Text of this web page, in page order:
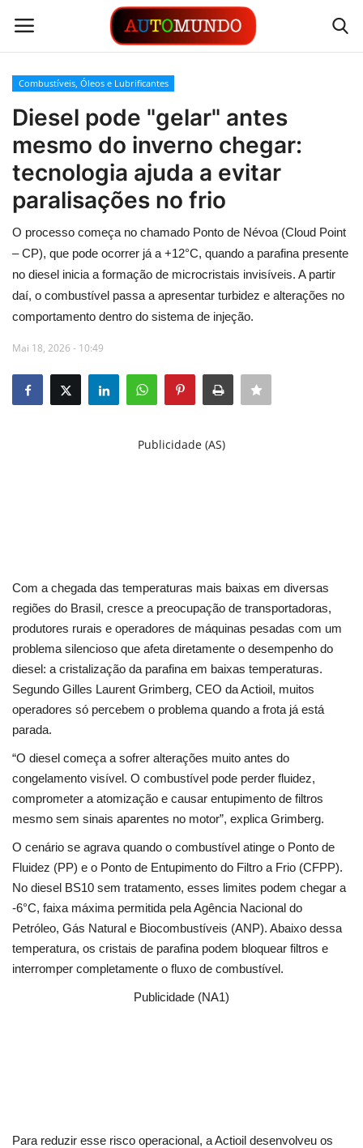
Login Registrar
Contato
Links
Busca Direta
Automóveis
Automobilismo
Idioma
English Portuguese
Combustíveis, Óleos e Lubrificantes
Diesel pode "gelar" antes
mesmo do inverno chegar:
tecnologia ajuda a evitar
paralisações no frio
O processo começa no chamado Ponto de Névoa (Cloud Point
– CP), que pode ocorrer já a +12°C, quando a parafina presente
no diesel inicia a formação de microcristais invisíveis. A partir
daí, o combustível passa a apresentar turbidez e alterações no
comportamento dentro do sistema de injeção.
Mai 18, 2026 - 10:49
Publicidade (AS)
Com a chegada das temperaturas mais baixas em diversas
regiões do Brasil, cresce a preocupação de transportadoras,
produtores rurais e operadores de máquinas pesadas com um
problema silencioso que afeta diretamente o desempenho do
diesel: a cristalização da parafina em baixas temperaturas.
Segundo Gilles Laurent Grimberg, CEO da Actioil, muitos
operadores só percebem o problema quando a frota já está
parada.
“O diesel começa a sofrer alterações muito antes do
congelamento visível. O combustível pode perder fluidez,
comprometer a atomização e causar entupimento de filtros
mesmo sem sinais aparentes no motor”, explica Grimberg.
O cenário se agrava quando o combustível atinge o Ponto de
Fluidez (PP) e o Ponto de Entupimento do Filtro a Frio (CFPP).
No diesel BS10 sem tratamento, esses limites podem chegar a
-6°C, faixa máxima permitida pela Agência Nacional do
Petróleo, Gás Natural e Biocombustíveis (ANP). Abaixo dessa
temperatura, os cristais de parafina podem bloquear filtros e
interromper completamente o fluxo de combustível.
Publicidade (NA1)
Para reduzir esse risco operacional, a Actioil desenvolveu os